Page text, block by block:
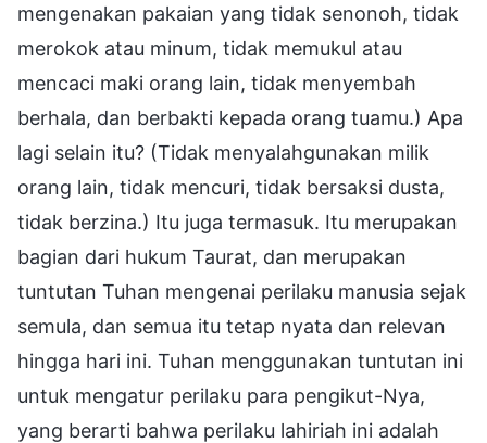
mengenakan pakaian yang tidak senonoh, tidak
merokok atau minum, tidak memukul atau
mencaci maki orang lain, tidak menyembah
berhala, dan berbakti kepada orang tuamu.) Apa
lagi selain itu? (Tidak menyalahgunakan milik
orang lain, tidak mencuri, tidak bersaksi dusta,
tidak berzina.) Itu juga termasuk. Itu merupakan
bagian dari hukum Taurat, dan merupakan
tuntutan Tuhan mengenai perilaku manusia sejak
semula, dan semua itu tetap nyata dan relevan
hingga hari ini. Tuhan menggunakan tuntutan ini
untuk mengatur perilaku para pengikut-Nya,
yang berarti bahwa perilaku lahiriah ini adalah